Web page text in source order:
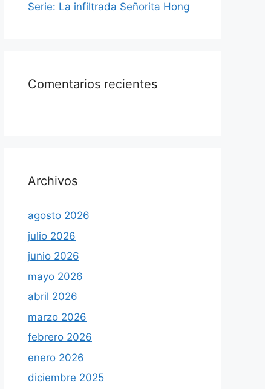
Serie: La infiltrada Señorita Hong
Comentarios recientes
Archivos
agosto 2026
julio 2026
junio 2026
mayo 2026
abril 2026
marzo 2026
febrero 2026
enero 2026
diciembre 2025